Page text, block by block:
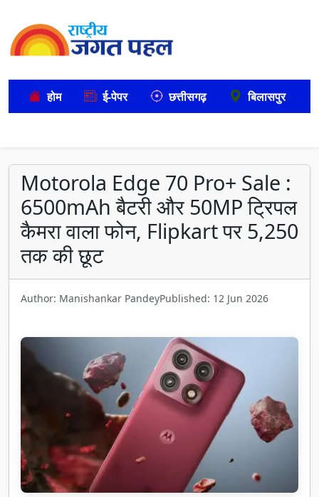
होम ई-पेपर छत्तीसगढ़ बिलासपुर
Motorola Edge 70 Pro+ Sale :
6500mAh बैटरी और 50MP ट्रिपल
कैमरा वाला फोन, Flipkart पर 5,250
तक की छूट
Author: Manishankar PandeyPublished: 12 Jun 2026